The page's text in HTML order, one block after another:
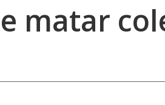
matar